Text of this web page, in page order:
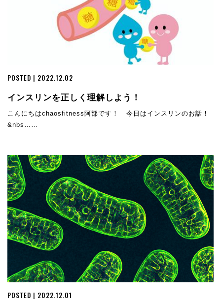
POSTED | 2022.12.02
インスリンを正しく理解しよう！
こんにちはchaosfitness阿部です！ 今日はインスリンのお話！
&nbs……
POSTED | 2022.12.01